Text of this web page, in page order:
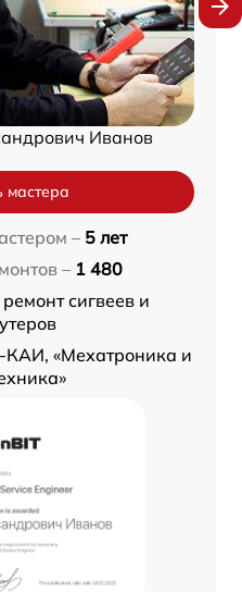
Иванов
мастера
– 5 лет
– 1 480
ремонт сигвеев и
«Мехатроника и